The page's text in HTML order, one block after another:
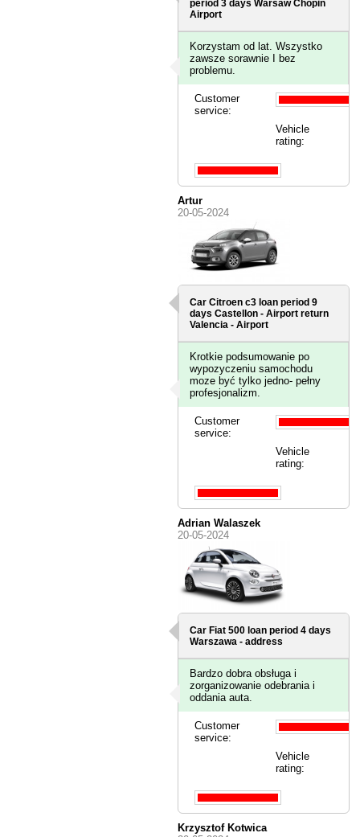
period 3 daysWarsaw Chopin
Airport
Korzystam od lat. Wszystko
zawsze sorawnie I bez
problemu.
Customer
service:
Vehicle
rating:
Artur
20-05-2024
Car Citroen c3 loan period 9
daysCastellon - Airport return
Valencia - Airport
Krotkie podsumowanie po
wypozyczeniu samochodu
moze być tylko jedno- pełny
profesjonalizm.
Customer
service:
Vehicle
rating:
Adrian Walaszek
20-05-2024
Car Fiat 500 loan period 4 days
Warszawa - address
Bardzo dobra obsługa i
zorganizowanie odebrania i
oddania auta.
Customer
service:
Vehicle
rating:
Krzysztof Kotwica